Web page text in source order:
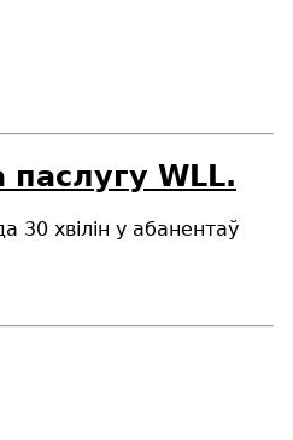
WLL.
30 хвiлiн у абанентаў